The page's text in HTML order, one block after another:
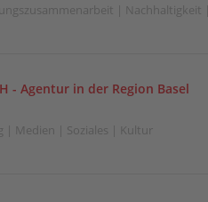
| Nachhaltigkeit
- Agentur in der Region Basel
| Medien | Soziales | Kultur